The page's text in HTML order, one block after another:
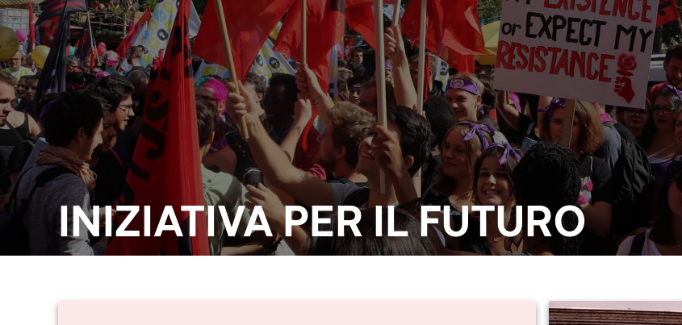
INIZIATIVA PER IL FUTURO